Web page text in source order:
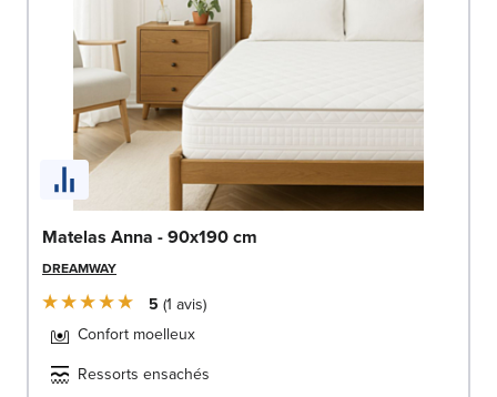
Matelas Anna - 90x190 cm
DREAMWAY
5 1 avis
Confort moelleux
Ressorts ensachés